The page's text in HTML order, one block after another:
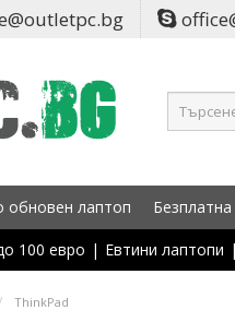
обновен лаптоп
100 евро | Евтини лаптопи |
ThinkPad